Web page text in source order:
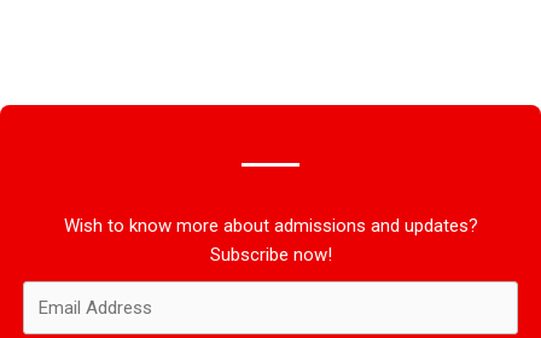
Wish to know more about admissions and updates?
Subscribe now!